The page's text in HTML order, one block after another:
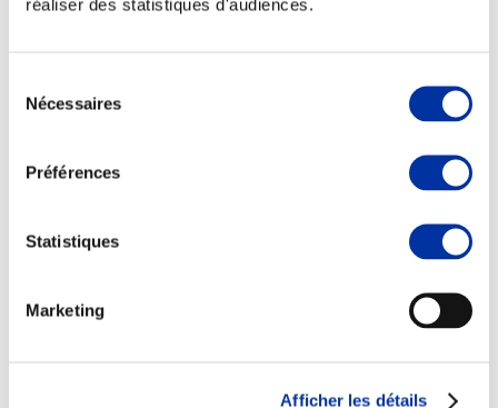
réaliser des statistiques d'audiences.
Nécessaires
Préférences
Statistiques
Marketing
Afficher les détails